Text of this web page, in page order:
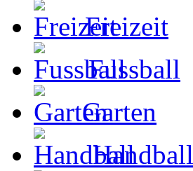
Freizeit
Fussball
Garten
Handball